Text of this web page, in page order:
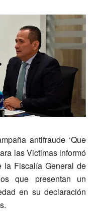
el
pro
gra
antifraude ‘Que
las Victimas informó
la Fiscalía General de
que presentan un
en su declaración